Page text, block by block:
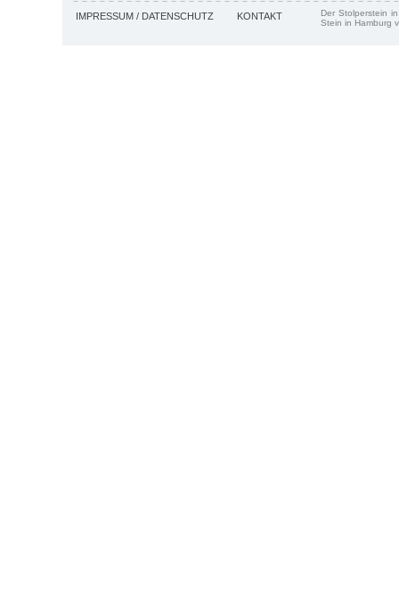
IMPRESSUM / DATENSCHUTZ KONTAKT
Der Stolperstein
Stein in Hamburg